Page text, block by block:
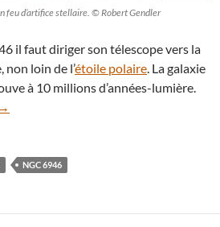
feu d’artifice stellaire. © Robert Gendler
il faut diriger son télescope vers la
loin de l’étoile polaire. La galaxie
à 10 millions d’années-lumière.
La galaxie NGC 6946 nous offre un
→
NGC 6946